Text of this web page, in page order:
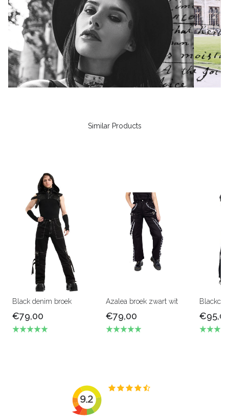
Similar Products
Black denim broek
€79,00
Azalea broek zwart wit
€79,00